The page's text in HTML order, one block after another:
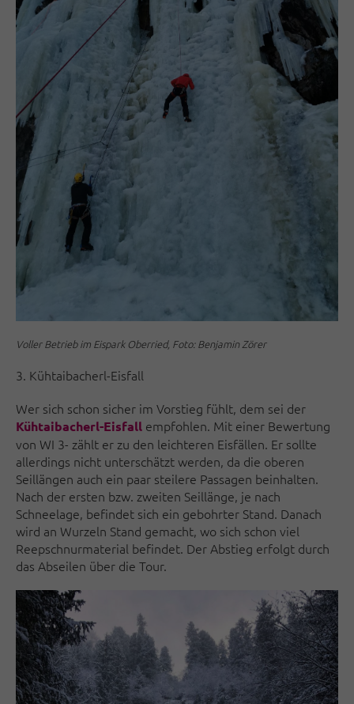
Voller Betrieb im Eispark Oberried, Foto: Benjamin Zörer
3. Kühtaibacherl-Eisfall
Wer sich schon sicher im Vorstieg fühlt, dem sei der
Kühtaibacherl-Eisfall empfohlen. Mit einer Bewertung
von WI 3- zählt er zu den leichteren Eisfällen. Er sollte
allerdings nicht unterschätzt werden, da die oberen
Seillängen auch ein paar steilere Passagen beinhalten.
Nach der ersten bzw. zweiten Seillänge, je nach
Schneelage, befindet sich ein gebohrter Stand. Danach
wird an Wurzeln Stand gemacht, wo sich schon viel
Reepschnurmaterial befindet. Der Abstieg erfolgt durch
das Abseilen über die Tour.